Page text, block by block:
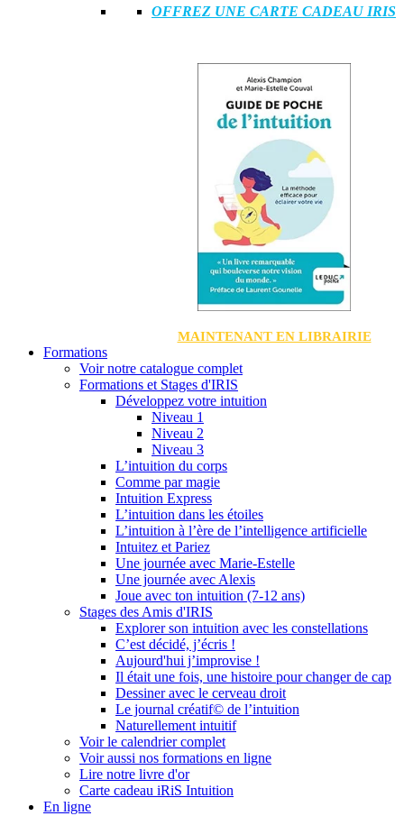
OFFREZ UNE CARTE CADEAU IRIS
MAINTENANT EN LIBRAIRIE
Formations
Voir notre catalogue complet
Formations et Stages d'IRIS
Développez votre intuition
Niveau 1
Niveau 2
Niveau 3
L’intuition du corps
Comme par magie
Intuition Express
L’intuition dans les étoiles
L’intuition à l’ère de l’intelligence artificielle
Intuitez et Pariez
Une journée avec Marie-Estelle
Une journée avec Alexis
Joue avec ton intuition (7-12 ans)
Stages des Amis d'IRIS
Explorer son intuition avec les constellations
C’est décidé, j’écris !
Aujourd'hui j’improvise !
Il était une fois, une histoire pour changer de cap
Dessiner avec le cerveau droit
Le journal créatif© de l’intuition
Naturellement intuitif
Voir le calendrier complet
Voir aussi nos formations en ligne
Lire notre livre d'or
Carte cadeau iRiS Intuition
En ligne